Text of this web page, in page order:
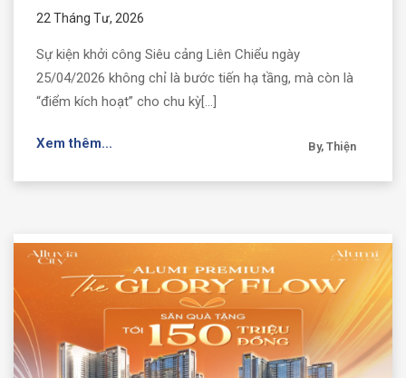
22 Tháng Tư, 2026
Sự kiện khởi công Siêu cảng Liên Chiểu ngày
25/04/2026 không chỉ là bước tiến hạ tầng, mà còn là
“điểm kích hoạt” cho chu kỳ[...]
Xem thêm... By, Thiện